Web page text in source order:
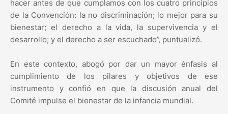
hacer antes de que cumplamos con los cuatro principios
de la Convención: la no discriminación; lo mejor para su
bienestar; el derecho a la vida, la supervivencia y el
desarrollo; y el derecho a ser escuchado”, puntualizó.
En este contexto, abogó por dar un mayor énfasis al
cumplimiento de los pilares y objetivos de ese
instrumento y confió en que la discusión anual del
Comité impulse el bienestar de la infancia mundial.